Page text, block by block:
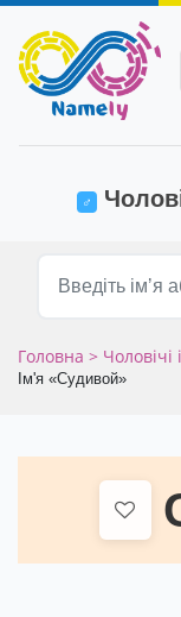
♂
Головна > Чоловічі
Ім'я «Судивой»